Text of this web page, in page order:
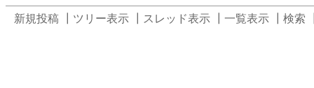
新規投稿 ツリー表示 スレッド表示 一覧表示 検索